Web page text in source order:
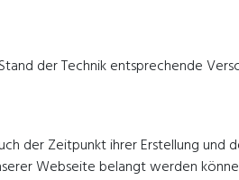
der Technik entsprechende
der Zeitpunkt ihrer Erstellung
Webseite belangt werden